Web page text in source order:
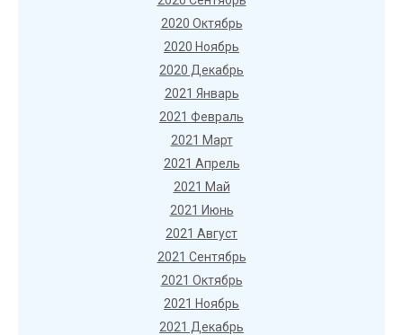
2020 Октябрь
2020 Ноябрь
2020 Декабрь
2021 Январь
2021 Февраль
2021 Март
2021 Апрель
2021 Май
2021 Июнь
2021 Август
2021 Сентябрь
2021 Октябрь
2021 Ноябрь
2021 Декабрь